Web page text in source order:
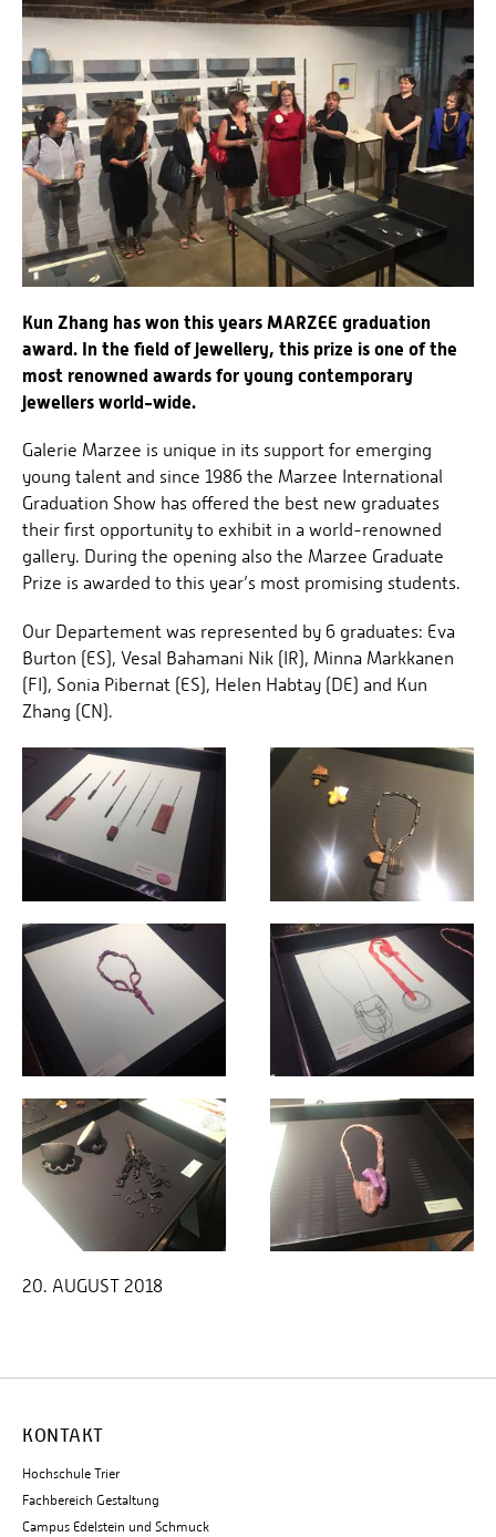
Kun Zhang has won this years MARZEE graduation
award. In the field of jewellery, this prize is one of the
most renowned awards for young contemporary
jewellers world-wide.
Galerie Marzee is unique in its support for emerging
young talent and since 1986 the Marzee International
Graduation Show has offered the best new graduates
their first opportunity to exhibit in a world-renowned
gallery. During the opening also the Marzee Graduate
Prize is awarded to this year’s most promising students.
Our Departement was represented by 6 graduates: Eva
Burton (ES), Vesal Bahamani Nik (IR), Minna Markkanen
(FI), Sonia Pibernat (ES), Helen Habtay (DE) and Kun
Zhang (CN).
20. AUGUST 2018
KONTAKT
Hochschule Trier
Fachbereich Gestaltung
Campus Edelstein und Schmuck